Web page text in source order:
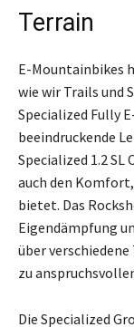
Terrain
E-Mountainbikes
wie wir Trails und
Specialized Fully
beeindruckende
Specialized 1.2
auch den
bietet. Das
Eigendämpfung
über
zu
Die Specialized